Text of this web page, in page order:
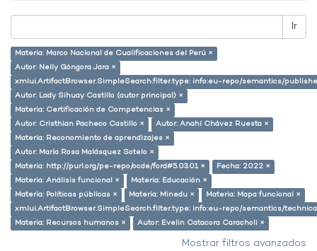
Ir
Materia: Marco Nacional de Cualificaciones del Perú ×
Autor: Nelly Góngora Jara ×
xmlui.ArtifactBrowser.SimpleSearch.filter.type: info:eu-repo/semantics/
Autor: Lady Sihuay Castillo (autor principal) ×
Materia: Certificación de Competencias ×
Autor: Cristhian Pacheco Castillo ×
Autor: Anahí Chávez Ruesta ×
Materia: Reconomiento de aprendizajes ×
Autor: María Rosa Malásquez Sotelo ×
Materia: http://purl.org/pe-repo/ocde/ford#5.03.01 ×
Fecha: 2022 ×
Materia: Análisis funcional ×
Materia: Educación ×
Materia: Políticas públicas ×
Materia: Minedu ×
Materia: Mapa funcional ×
xmlui.ArtifactBrowser.SimpleSearch.filter.type: info:eu-repo/semantics/
Materia: Recursos humanos ×
Autor: Evelin Catacora Caracholi ×
Mostrar filtros avanzados